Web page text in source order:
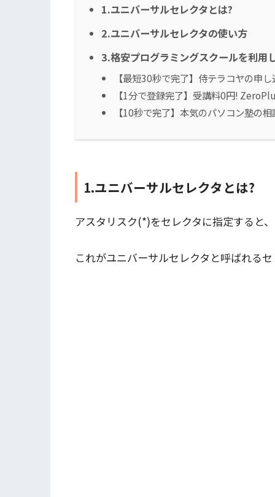
1.ユニバーサルセレクタとは?
2.ユニバーサルセレクタの使い方
3.格安プログラミングスクールを利用
【最短30秒で完了】侍テラコヤの申
【1分で登録完了】受講料0円!
【10秒で完了】本気のパソコン塾の
1.ユニバーサルセレクタとは?
アスタリスク(*)をセレクタに指定すると
これがユニバーサルセレクタと呼ばれる